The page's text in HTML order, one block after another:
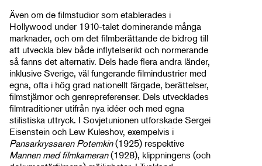
Även om de filmstudior som etablerades i
Hollywood under 1910-talet dominerande många
marknader, och om det filmberättande de bidrog till
att utveckla blev både inflytelserikt och normerande
så fanns det alternativ. Dels hade flera andra länder,
inklusive Sverige, väl fungerande filmindustrier med
egna, ofta i hög grad nationellt färgade, berättelser,
filmstjärnor och genrepreferenser. Dels utvecklades
filmtraditioner utifrån nya idéer och med egna
stilistiska uttryck. I Sovjetunionen utforskade Sergei
Eisenstein och Lew Kuleshov, exempelvis i
Pansarkryssaren Potemkin(1925) respektive
Mannen med filmkameran(1928), klippningens (och